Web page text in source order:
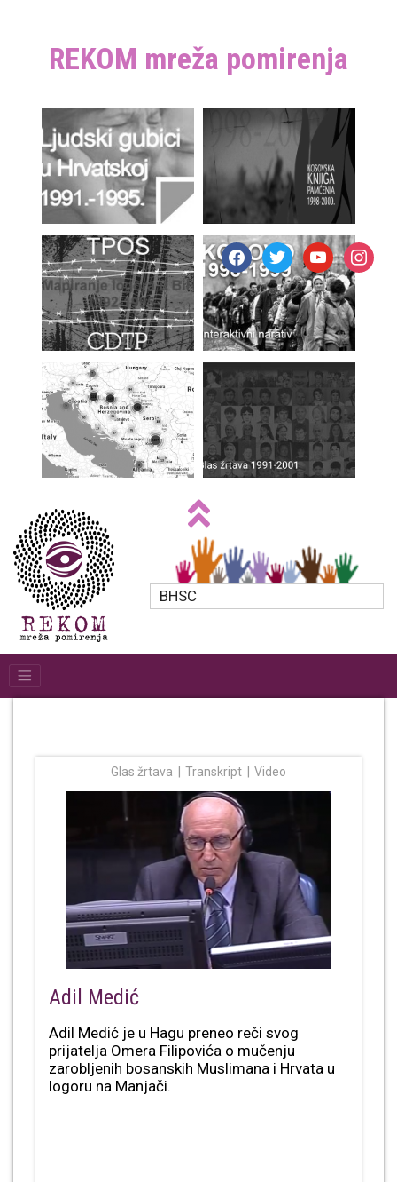
REKOM mreža pomirenja
BHSC
Glas žrtava Transkript Video
Adil Medić
Adil Medić je u Hagu preneo reči svog
prijatelja Omera Filipovića o mučenju
zarobljenih bosanskih Muslimana i Hrvata u
logoru na Manjači.
facebooktwitteryoutube